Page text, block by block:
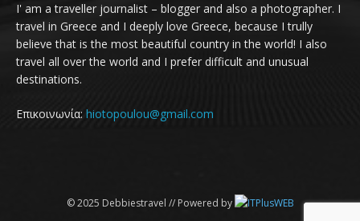
I' am a traveller journalist – blogger and also a photographer. I
travel in Greece and I deeply love Greece, because I trully
believe that is the most beautiful country in the world! I also
travel all over the world and I prefer difficult and unusual
destinations.
Επικοινωνία: hiotopoulou@gmail.com
© 2025 Debbiestravel // Powered by